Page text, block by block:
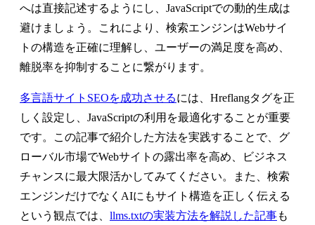
へは直接記述するようにし、JavaScriptでの動的生成は
避けましょう。これにより、検索エンジンはWebサイ
トの構造を正確に理解し、ユーザーの満足度を高め、
離脱率を抑制することに繋がります。
多言語サイトSEOを成功させるには、Hreflangタグを正
しく設定し、JavaScriptの利用を最適化することが重要
です。この記事で紹介した方法を実践することで、グ
ローバル市場でWebサイトの露出率を高め、ビジネス
チャンスに最大限活かしてみてください。また、検索
エンジンだけでなくAIにもサイト構造を正しく伝える
という観点では、 llms.txtの実装方法を解説した記事も